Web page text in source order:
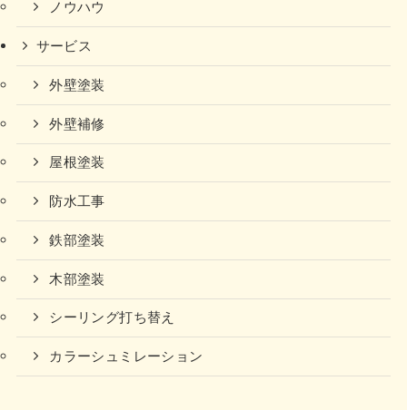
ノウハウ
サービス
外壁塗装
外壁補修
屋根塗装
防水工事
鉄部塗装
木部塗装
シーリング打ち替え
カラーシュミレーション